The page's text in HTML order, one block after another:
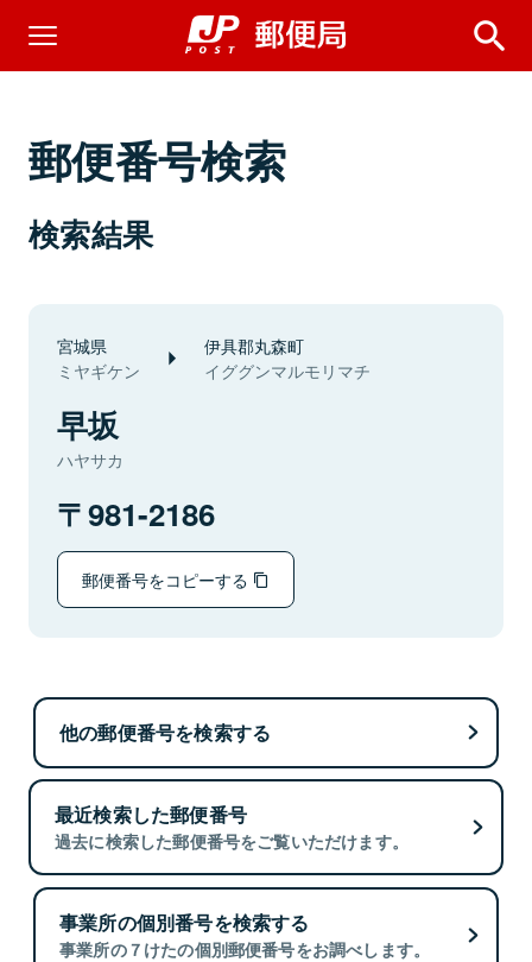
郵便番号検索
検索結果
宮城県
ミヤギケン
伊具郡丸森町
イググンマルモリマチ
早坂
ハヤサカ
981-2186
郵便番号をコピーする
他の郵便番号を検索する
最近検索した郵便番号
過去に検索した郵便番号をご覧いただけます。
事業所の個別番号を検索する
事業所の７けたの個別郵便番号をお調べします。